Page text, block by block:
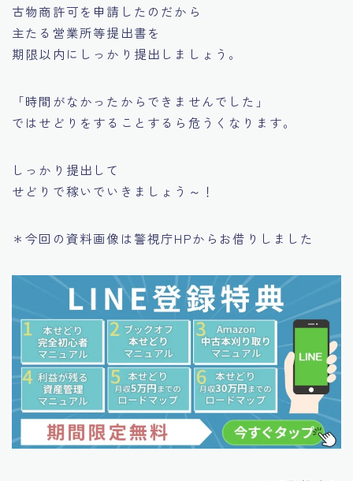
古物商許可を申請したのだから
主たる営業所等提出書を
期限以内にしっかり提出しましょう。
「時間がなかったからできませんでした」
ではせどりをすることするら危うくなります。
しっかり提出して
せどりで稼いでいきましょう～！
＊今回の資料画像は警視庁HPからお借りしました